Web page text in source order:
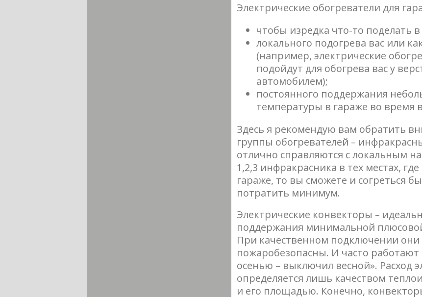
Электрические обогреватели для
чтобы изредка что-то поделать в
локального подогрева вас или
(например, электрические
подойдут для обогрева вас у
автомобилем);
постоянного поддержания
температуры в гараже во время
Здесь я рекомендую вам обратить
группы обогревателей –
отлично справляются с локальным
1,2,3 инфракрасника в тех местах,
гараже, то вы сможете и согреться
потратить минимум.
Электрические конвекторы –
поддержания минимальной
При качественном подключении
пожаробезопасны. И часто
осенью – выключил весной». Расход
определяется лишь качеством
и его площадью. Конечно,